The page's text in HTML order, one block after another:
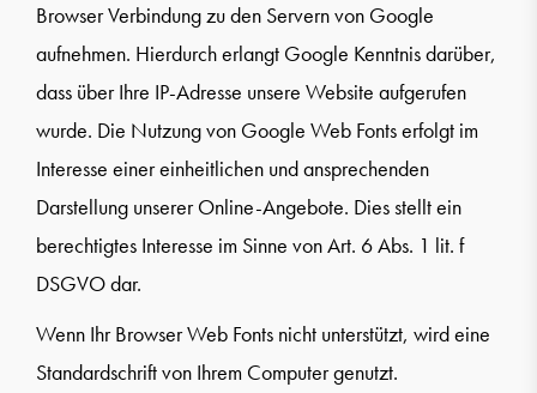
Browser Verbindung zu den Servern von Google
aufnehmen. Hierdurch erlangt Google Kenntnis darüber,
dass über Ihre IP-Adresse unsere Website aufgerufen
wurde. Die Nutzung von Google Web Fonts erfolgt im
Interesse einer einheitlichen und ansprechenden
Darstellung unserer Online-Angebote. Dies stellt ein
berechtigtes Interesse im Sinne von Art. 6 Abs. 1 lit. f
DSGVO dar.
Wenn Ihr Browser Web Fonts nicht unterstützt, wird eine
Standardschrift von Ihrem Computer genutzt.